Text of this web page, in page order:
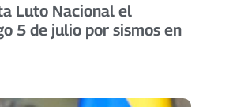
Luto Nacional el
5 de julio por sismos en